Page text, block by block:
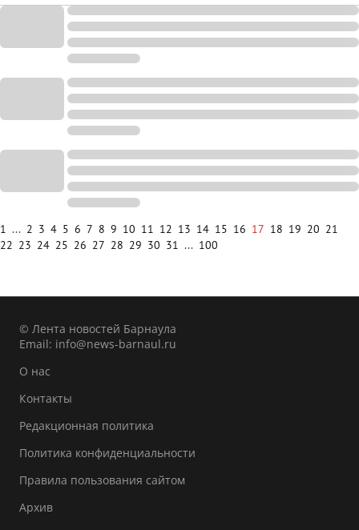
1 ... 2 3 4 5 6 7 8 9 10 11 12 13 14 15 16 17 18 19 20 21
22 23 24 25 26 27 28 29 30 31 ... 100
© Лента новостей Барнаула
Email: info@news-barnaul.ru
О нас
Контакты
Редакционная политика
Политика конфиденциальности
Правила пользования сайтом
Архив